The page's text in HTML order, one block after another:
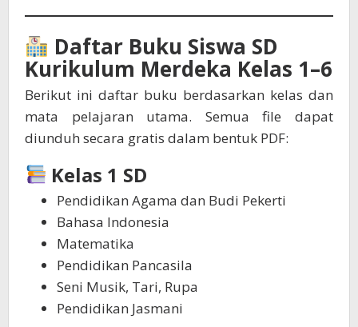
Daftar Buku Siswa SD
Kurikulum Merdeka Kelas 1–6
Berikut ini daftar buku berdasarkan kelas dan
mata pelajaran utama. Semua file dapat
diunduh secara gratis dalam bentuk PDF:
Kelas 1 SD
Pendidikan Agama dan Budi Pekerti
Bahasa Indonesia
Matematika
Pendidikan Pancasila
Seni Musik, Tari, Rupa
Pendidikan Jasmani